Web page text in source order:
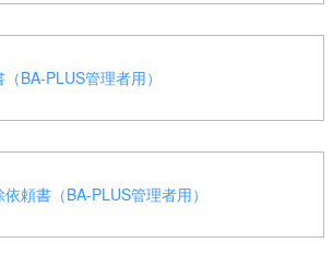
BA-PLUS管理者用）
頼書（BA-PLUS管理者用）